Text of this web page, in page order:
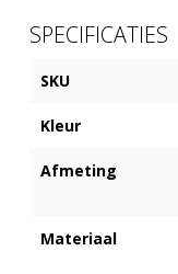
SPECIFICATIES
SKU
Kleur
Afmeting
Materiaal